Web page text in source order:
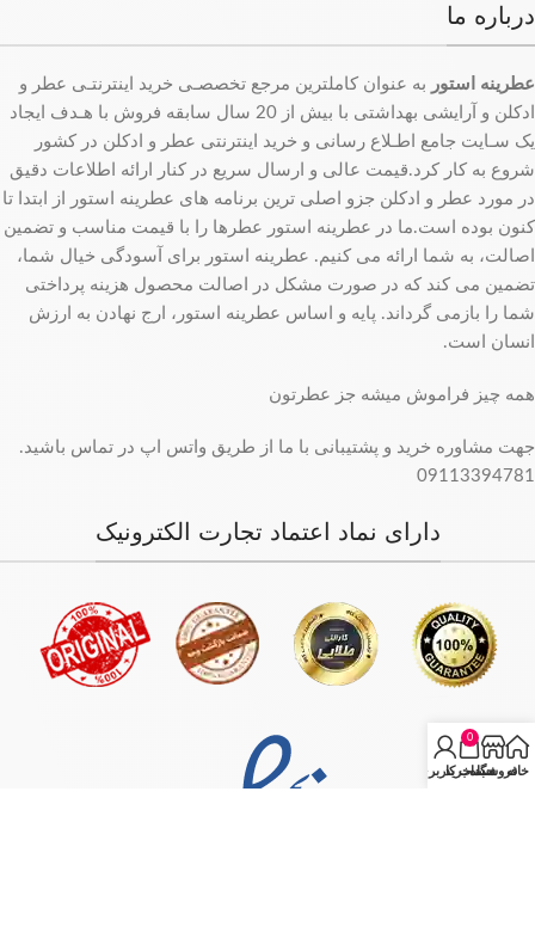
درباره ما
عطرینه استور به عنوان کاملترین مرجع تخصصـی خرید اینترنتـی عطر و
ادکلن و آرایشی بهداشتی با بیش از 20 سال سابقه فروش با هـدف ایجاد
یک سـایت جامع اطـلاع رسانی و خرید اینترنتی عطر و ادکلن در کشور
شروع به کار کرد.قیمت عالی و ارسال سریع در کنار ارائه اطلاعات دقیق
در مورد عطر و ادکلن جزو اصلی ترین برنامه های عطرینه استور از ابتدا تا
کنون بوده است.ما در عطرینه استور عطرها را با قیمت مناسب و تضمین
اصالت، به شما ارائه می کنیم. عطرینه استور برای آسودگی خیال شما،
تضمین می کند که در صورت مشکل در اصالت محصول هزینه پرداختی
شما را بازمی گرداند. پایه و اساس عطرینه استور، ارج نهادن به ارزش
انسان است.
همه چیز فراموش میشه جز عطرتون
جهت مشاوره خرید و پشتیبانی با ما از طریق واتس اپ در تماس باشید.
09113394781
دارای نماد اعتماد تجارت الکترونیک
خانهفروشگاه
0
سبد خرید
حساب کاربری من